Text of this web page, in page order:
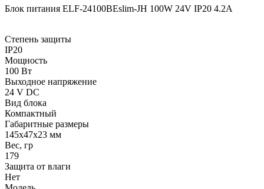
Блок питания ELF-24100BEslim-JH 100W 24V IP20 4.2A
Степень защиты
IP20
Мощность
100 Вт
Выходное напряжение
24 V DC
Вид блока
Компактный
Габаритные размеры
145х47х23 мм
Вес, гр
179
Защита от влаги
Нет